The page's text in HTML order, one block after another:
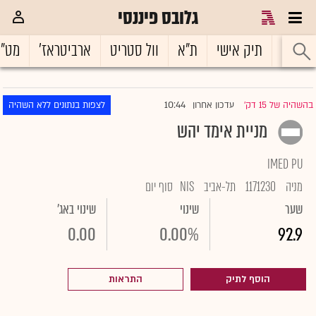
גלובס פיננסי
ראשי תיק אישי ת"א וול סטריט ארביטראז'
בהשהיה של 15 דק' |עדכון אחרון 10:44 לצפות בנתונים ללא השהיה
מניית אימד יהש
IMED PU
מניה
1171230 תל-אביב NIS סוף יום
שער
92.9
שינוי
0.00%
שינוי באג'
0.00
הוסף לתיק התראות